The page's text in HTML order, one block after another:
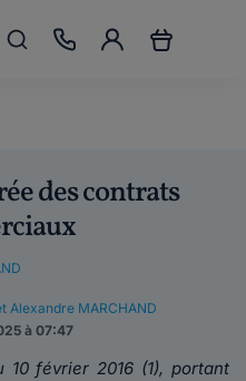
des contrats
Alexandre MARCHAND
à 07:47
10 février 2016 (1), portant